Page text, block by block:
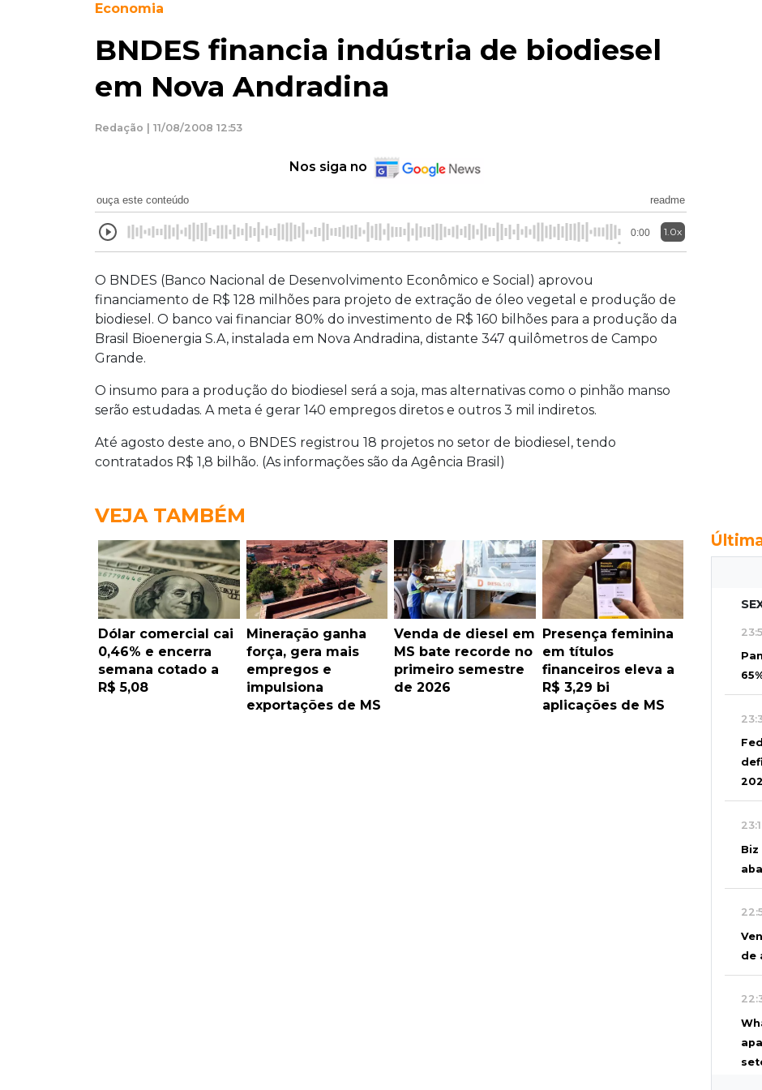
Economia
BNDES financia indústria de biodiesel
em Nova Andradina
Redação | 11/08/2008 12:53
Nos siga no
ouça este conteúdo readme
0:00 1.0x
O BNDES (Banco Nacional de Desenvolvimento Econômico e Social) aprovou
financiamento de R$ 128 milhões para projeto de extração de óleo vegetal e produção de
biodiesel. O banco vai financiar 80% do investimento de R$ 160 bilhões para a produção da
Brasil Bioenergia S.A, instalada em Nova Andradina, distante 347 quilômetros de Campo
Grande.
O insumo para a produção do biodiesel será a soja, mas alternativas como o pinhão manso
serão estudadas. A meta é gerar 140 empregos diretos e outros 3 mil indiretos.
Até agosto deste ano, o BNDES registrou 18 projetos no setor de biodiesel, tendo
contratados R$ 1,8 bilhão. (As informações são da Agência Brasil)
VEJA TAMBÉM
Dólar comercial cai
0,46% e encerra
semana cotado a
R$ 5,08
Mineração ganha
força, gera mais
empregos e
impulsiona
exportações de MS
Venda de diesel em
MS bate recorde no
primeiro semestre
de 2026
Presença feminina
em títulos
financeiros eleva a
R$ 3,29 bi
aplicações de MS
de